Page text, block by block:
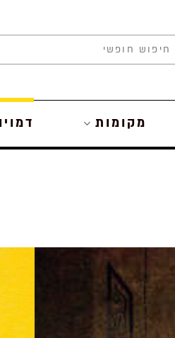
מקומות